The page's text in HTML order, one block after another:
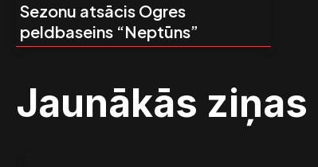
Sezonu atsācis Ogres
peldbaseins “Neptūns”
Jaunākās ziņas